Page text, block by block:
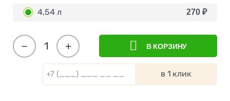
4,54 л 270 ₽
+
− В КОРЗИНУ
в 1 клик